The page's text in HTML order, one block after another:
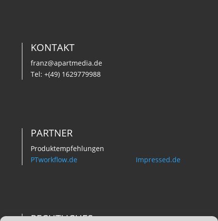
KONTAKT
franz@apartmedia.de
Tel: +(49) 1629779988
PARTNER
Produktempfehlungen
PTworkflow.de Impressed.de
RECHTLICHES